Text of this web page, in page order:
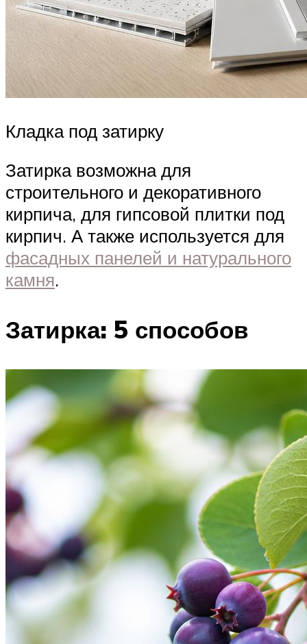
Кладка под затирку
Затирка возможна для
строительного и декоративного
кирпича, для гипсовой плитки под
кирпич. А также используется для
фасадных панелей и натурального
камня.
Затирка: 5 способов